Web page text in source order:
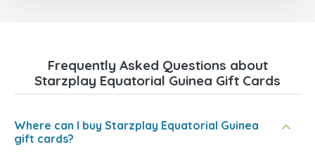
Frequently Asked Questions about
Starzplay Equatorial Guinea Gift Cards
Where can I buy Starzplay Equatorial Guinea
gift cards?